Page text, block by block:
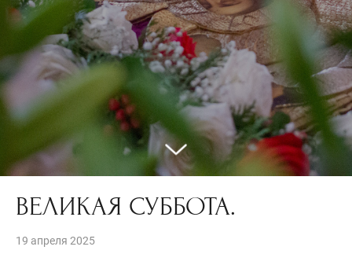
ВЕЛИКАЯ СУББОТА.
19 апреля 2025